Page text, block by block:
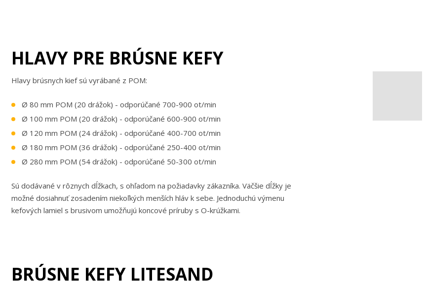
HLAVY PRE BRÚSNE KEFY
Hlavy brúsnych kief sú vyrábané z POM:
Ø 80 mm POM (20 drážok) - odporúčané 700-900 ot/min
Ø 100 mm POM (20 drážok) - odporúčané 600-900 ot/min
Ø 120 mm POM (24 drážok) - odporúčané 400-700 ot/min
Ø 180 mm POM (36 drážok) - odporúčané 250-400 ot/min
Ø 280 mm POM (54 drážok) - odporúčané 50-300 ot/min
Sú dodávané v rôznych dĺžkach, s ohľadom na požiadavky zákazníka. Väčšie dĺžky je
možné dosiahnuť zosadením niekoľkých menších hláv k sebe. Jednoduchú výmenu
kefových lamiel s brusivom umožňujú koncové príruby s O-krúžkami.
BRÚSNE KEFY LITESAND